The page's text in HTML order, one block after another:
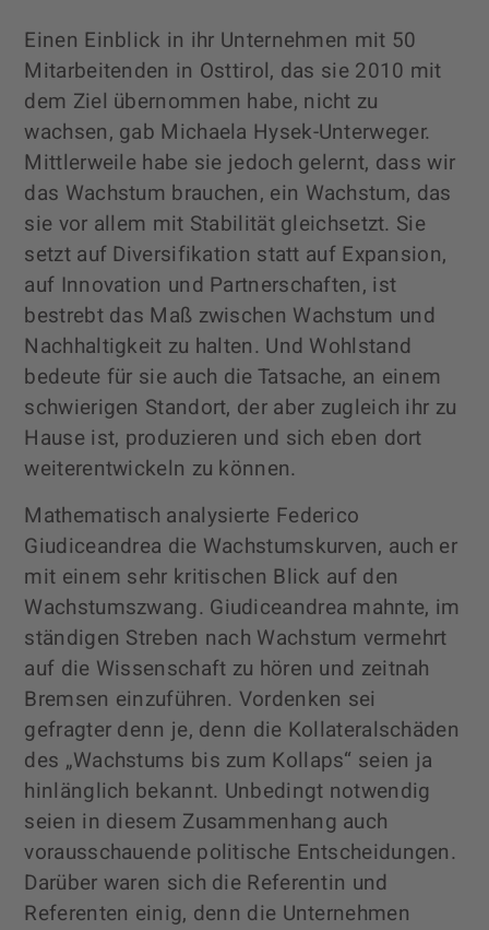
Einen Einblick in ihr Unternehmen mit 50
Mitarbeitenden in Osttirol, das sie 2010 mit
dem Ziel übernommen habe, nicht zu
wachsen, gab Michaela Hysek-Unterweger.
Mittlerweile habe sie jedoch gelernt, dass wir
das Wachstum brauchen, ein Wachstum, das
sie vor allem mit Stabilität gleichsetzt. Sie
setzt auf Diversifikation statt auf Expansion,
auf Innovation und Partnerschaften, ist
bestrebt das Maß zwischen Wachstum und
Nachhaltigkeit zu halten. Und Wohlstand
bedeute für sie auch die Tatsache, an einem
schwierigen Standort, der aber zugleich ihr zu
Hause ist, produzieren und sich eben dort
weiterentwickeln zu können.
Mathematisch analysierte Federico
Giudiceandrea die Wachstumskurven, auch er
mit einem sehr kritischen Blick auf den
Wachstumszwang. Giudiceandrea mahnte, im
ständigen Streben nach Wachstum vermehrt
auf die Wissenschaft zu hören und zeitnah
Bremsen einzuführen. Vordenken sei
gefragter denn je, denn die Kollateralschäden
des „Wachstums bis zum Kollaps“ seien ja
hinlänglich bekannt. Unbedingt notwendig
seien in diesem Zusammenhang auch
vorausschauende politische Entscheidungen.
Darüber waren sich die Referentin und
Referenten einig, denn die Unternehmen